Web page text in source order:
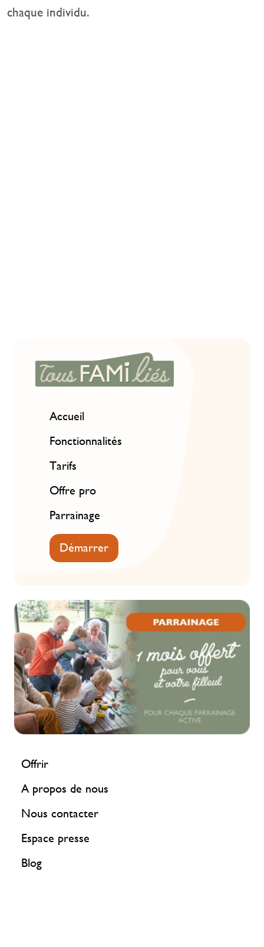
chaque individu.
Accueil
Fonctionnalités
Tarifs
Offre pro
Parrainage
Démarrer
Offrir
A propos de nous
Nous contacter
Espace presse
Blog